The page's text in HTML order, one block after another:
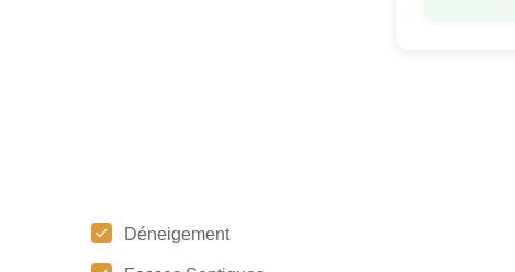
Déneigement